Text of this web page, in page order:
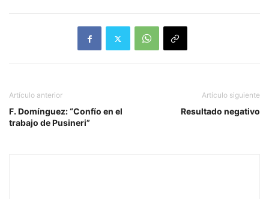
Artículo anterior
F. Domínguez: “Confío en el
trabajo de Pusineri”
Artículo siguiente
Resultado negativo